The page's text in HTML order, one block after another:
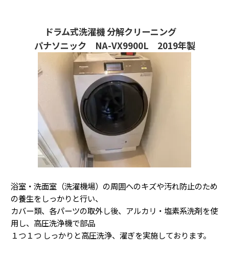
ドラム式洗濯機 分解クリーニング
パナソニック NA-VX9900L 2019年製
浴室・洗面室（洗濯機場）の周囲へのキズや汚れ防止のため
の養生をしっかりと行い、
カバー類、各パーツの取外し後、アルカリ・塩素系洗剤を使
用し、高圧洗浄機で部品
１つ１つ しっかりと高圧洗浄、濯ぎを実施しております。